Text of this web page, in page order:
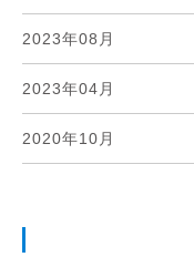
2023年08月
2023年04月
2020年10月